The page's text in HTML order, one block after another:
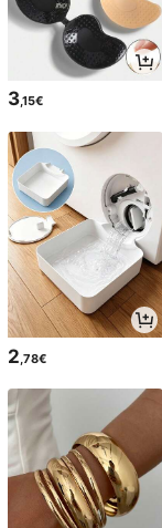
3,15€
2 ,78€